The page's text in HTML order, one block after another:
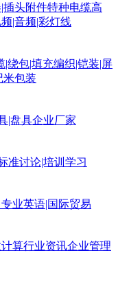
插头附件特种电缆高
|音频|彩灯线
|绕包|填充编织|铠装|屏
米包装
|盘具企业厂家
准讨论|培训学习
专业英语|国际贸易
算行业资讯企业管理